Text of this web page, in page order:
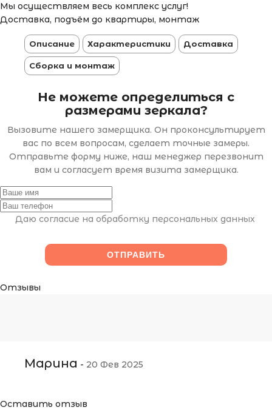
Мы осуществляем весь комплекс услуг!
Доставка, подъём до квартиры, монтаж
Описание Характеристики Доставка
Сборка и монтаж
Не можете определиться с
размерами зеркала?
Вызовите нашего замерщика. Он проконсультирует
вас по всем вопросам, сделает точные замеры.
Отправьте форму ниже, наш менеджер перезвонит
вам и согласует время визита замерщика.
Даю согласие на обработку персональных данных
Отзывы
Марина - 20 Фев 2025
Оставить отзыв